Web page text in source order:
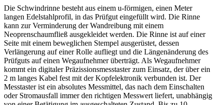
Die Schwindrinne besteht aus einem u-förmigen, einen Meter
langen Edelstahlprofil, in das Prüfgut eingefüllt wird. Die Rinne
kann zur Verminderung der Wandreibung mit einem
Neoprenschaumfließ ausgekleidet werden. Die Rinne ist auf einer
Seite mit einem beweglichen Stempel ausgerüstet, dessen
Verlängerung auf einer Rolle aufliegt und die Längenänderung des
Prüfguts auf einen Wegaufnehmer überträgt. Als Wegaufnehmer
kommt ein digitaler Präzissionsmesstaster zum Einsatz, der über ein
2 m langes Kabel fest mit der Kopfelektronik verbunden ist. Der
Messtaster ist ein absolutes Messmittel, das nach dem Einschalten
oder Stromausfall immer den richtigen Messwert liefert, unabhängig